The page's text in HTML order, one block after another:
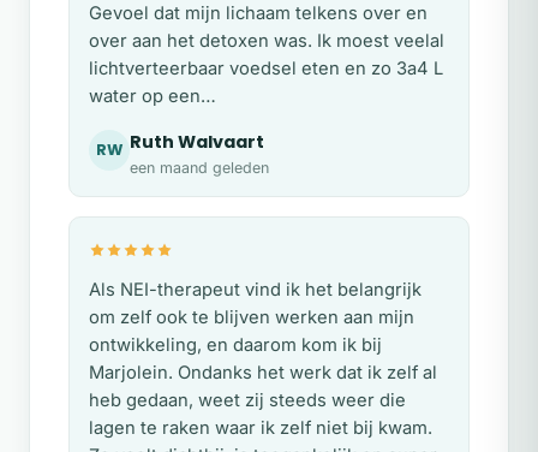
Gevoel dat mijn lichaam telkens over en
over aan het detoxen was. Ik moest veelal
lichtverteerbaar voedsel eten en zo 3a4 L
water op een…
RW Ruth Walvaart
een maand geleden
Als NEI-therapeut vind ik het belangrijk
om zelf ook te blijven werken aan mijn
ontwikkeling, en daarom kom ik bij
Marjolein. Ondanks het werk dat ik zelf al
heb gedaan, weet zij steeds weer die
lagen te raken waar ik zelf niet bij kwam.